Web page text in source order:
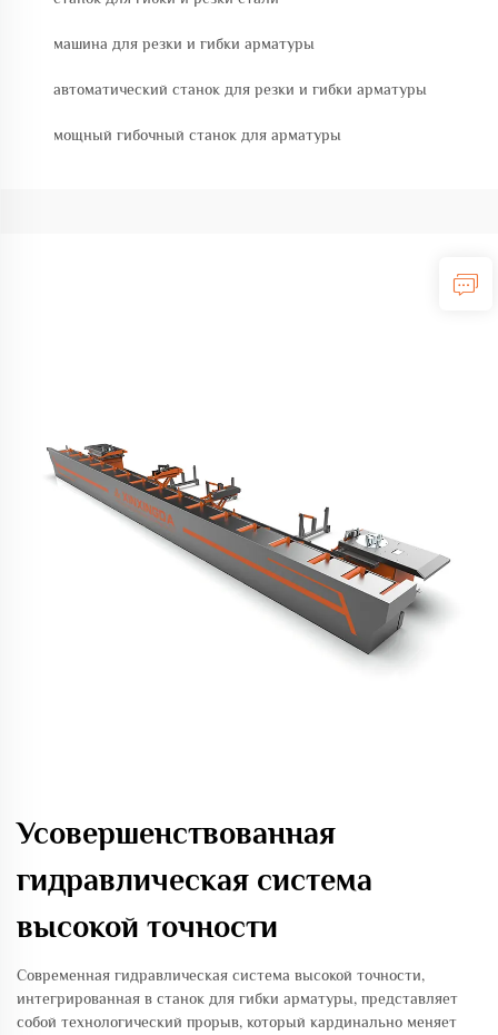
машина для резки и гибки арматуры
автоматический станок для резки и гибки арматуры
мощный гибочный станок для арматуры
Усовершенствованная
гидравлическая система
высокой точности
Современная гидравлическая система высокой точности,
интегрированная в станок для гибки арматуры, представляет
собой технологический прорыв, который кардинально меняет